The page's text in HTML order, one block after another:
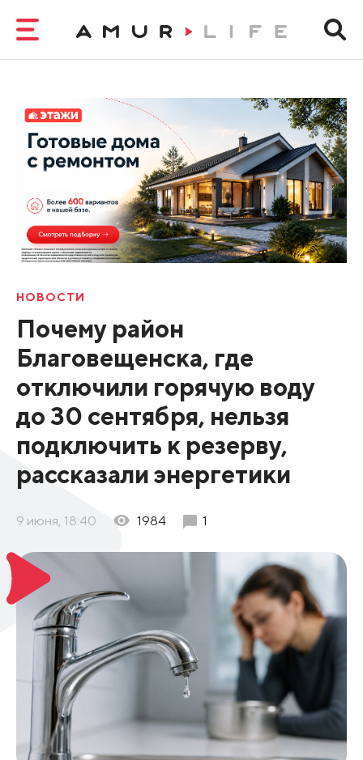
НОВОСТИ
Почему район
Благовещенска, где
отключили горячую воду
до 30 сентября, нельзя
подключить к резерву,
рассказали энергетики
9 июня, 18:40 1984 1